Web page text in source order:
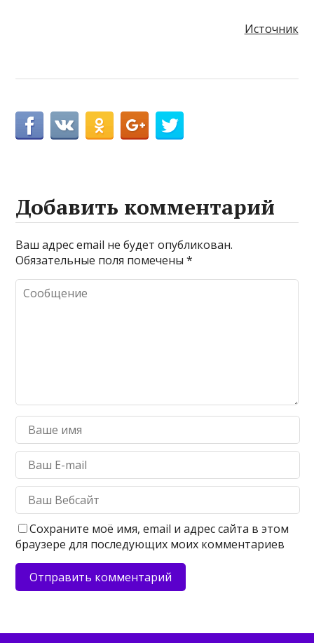
Источник
Добавить комментарий
Ваш адрес email не будет опубликован.
Обязательные поля помечены*
Сохраните моё имя, email и адрес сайта в этом
браузере для последующих моих комментариев